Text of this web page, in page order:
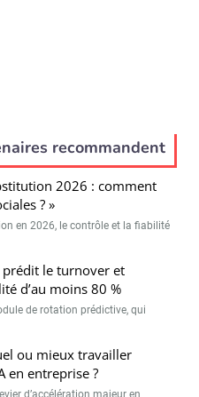
recommandent
2026 : comment
? »
en 2026, le contrôle et la fiabilité
prédit le turnover et
d’au moins 80 %
de rotation prédictive, qui
ou mieux travailler
en entreprise ?
d’accélération majeur en